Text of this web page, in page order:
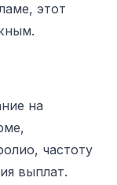
этот
на
частоту
выплат.